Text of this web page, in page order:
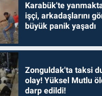
Karabük'te
işçi, arkadaşlarını
büyük panik yaşadı
Zonguldak'ta taksi
olay! Yüksel Mutlu
darp edildi!